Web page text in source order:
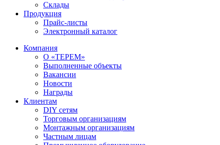
Склады
Продукция
Прайс-листы
Электронный каталог
Компания
О «ТЕРЕМ»
Выполненные объекты
Вакансии
Новости
Награды
Клиентам
DIY сетям
Торговым организациям
Монтажным организациям
Частным лицам